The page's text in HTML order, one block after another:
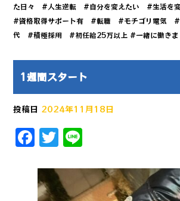
た日々 #人生逆転 #自分を変えたい #生活を
#資格取得サポート有 #転職 #モチゴリ電
代 #積極採用 #初任給25万以上 #一緒に働きま
1週間スタート
投稿日 2024年11月18日
F
c
e
T
it
te
e